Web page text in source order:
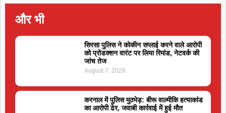
और भी
सिरसा पुलिस ने कोकीन सप्लाई करने वाले आरोपी
को प्रोडक्शन वारंट पर लिया रिमांड, नेटवर्क की
जांच तेज
August 7, 2026
करनाल में पुलिस मुठभेड़: बीरू वाल्मीकि हत्याकांड
का आरोपी ढेर, जवाबी कार्रवाई में हुई मौत